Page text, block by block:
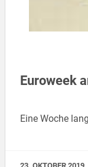
Euroweek
Eine Woche